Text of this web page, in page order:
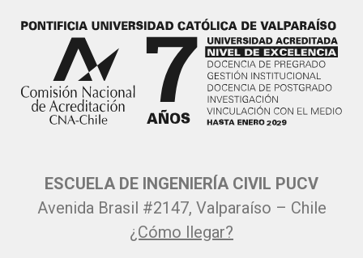
ESCUELA DE INGENIERÍA CIVIL PUCV
Avenida Brasil #2147, Valparaíso – Chile
¿Cómo llegar?